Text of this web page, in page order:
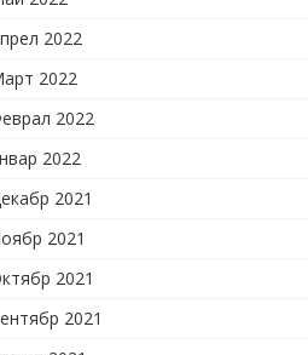
2022
2022
2022
2022
2021
2021
2021
2021